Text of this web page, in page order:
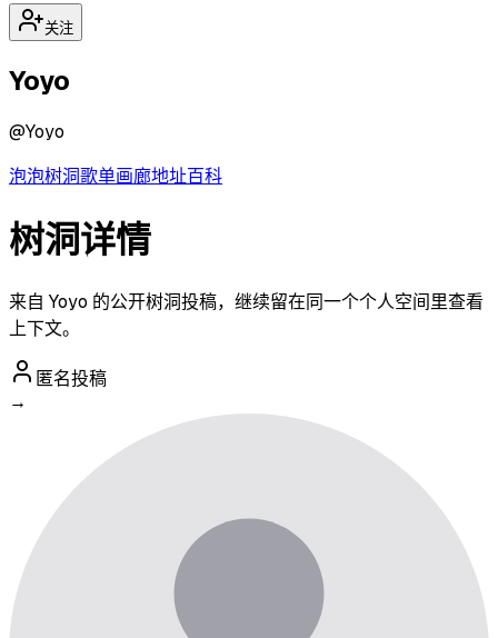
关注
Yoyo
@Yoyo
泡泡树洞歌单画廊地址百科
树洞详情
来自 Yoyo 的公开树洞投稿，继续留在同一个个人空间里查看
上下文。
匿名投稿
→